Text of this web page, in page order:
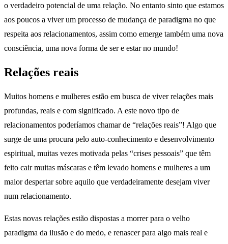
o verdadeiro potencial de uma relação. No entanto sinto que estamos
aos poucos a viver um processo de mudança de paradigma no que
respeita aos relacionamentos, assim como emerge também uma nova
consciência, uma nova forma de ser e estar no mundo!
Relações reais
Muitos homens e mulheres estão em busca de viver relações mais
profundas, reais e com significado. A este novo tipo de
relacionamentos poderíamos chamar de “relações reais”! Algo que
surge de uma procura pelo auto-conhecimento e desenvolvimento
espiritual, muitas vezes motivada pelas “crises pessoais” que têm
feito cair muitas máscaras e têm levado homens e mulheres a um
maior despertar sobre aquilo que verdadeiramente desejam viver
num relacionamento.
Estas novas relações estão dispostas a morrer para o velho
paradigma da ilusão e do medo, e renascer para algo mais real e